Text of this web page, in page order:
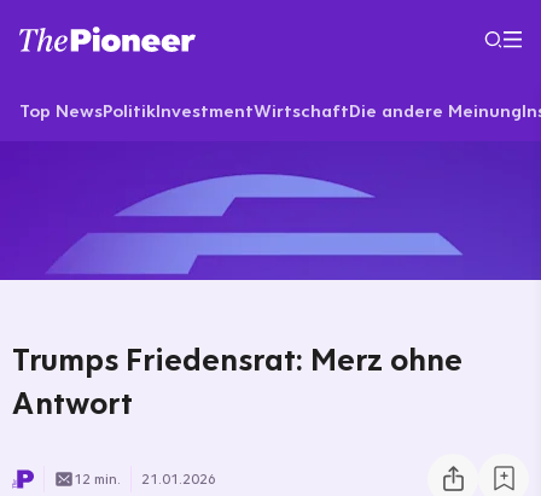
Top NewsPolitikInvestmentWirtschaftDie andere Meinung
Trumps Friedensrat: Merz ohne
Antwort
12 min. 21.01.2026